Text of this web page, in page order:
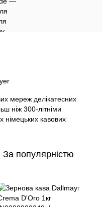
мереж делікатесних
ніж 300-літніми
німецьких кавових
За популярністю